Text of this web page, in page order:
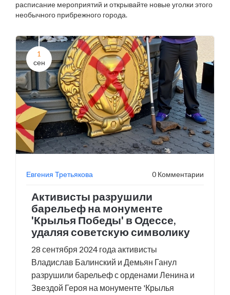
расписание мероприятий и открывайте новые уголки этого
необычного прибрежного города.
1
сен
Евгения Третьякова 0 Комментарии
Активисты разрушили
барельеф на монументе
'Крылья Победы' в Одессе,
удаляя советскую символику
28 сентября 2024 года активисты
Владислав Балинский и Демьян Ганул
разрушили барельеф с орденами Ленина и
Звездой Героя на монументе 'Крылья